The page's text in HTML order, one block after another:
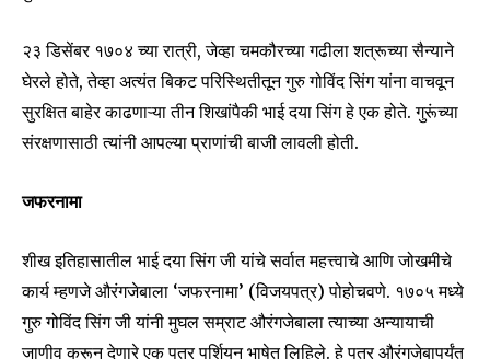
Join our community of
SUBSCRIBERS and be part of the
or click the subscribe button below. Don't worry, we respect
your privacy and won't spam your inbox. Your information is
safe with us.
२३ डिसेंबर १७०४ च्या रात्री, जेव्हा चमकौरच्या गढीला शत्रूच्या सैन्याने
घेरले होते, तेव्हा अत्यंत बिकट परिस्थितीतून गुरु गोविंद सिंग यांना वाचवून
सुरक्षित बाहेर काढणाऱ्या तीन शिखांपैकी भाई दया सिंग हे एक होते. गुरूंच्या
संरक्षणासाठी त्यांनी आपल्या प्राणांची बाजी लावली होती.
जफरनामा
शीख इतिहासातील भाई दया सिंग जी यांचे सर्वात महत्त्वाचे आणि जोखमीचे
कार्य म्हणजे औरंगजेबाला ‘जफरनामा’ (विजयपत्र) पोहोचवणे. १७०५ मध्ये
गुरु गोविंद सिंग जी यांनी मुघल सम्राट औरंगजेबाला त्याच्या अन्यायाची
जाणीव करून देणारे एक पत्र पर्शियन भाषेत लिहिले. हे पत्र औरंगजेबापर्यंत